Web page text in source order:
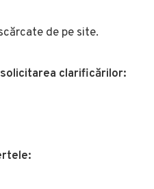
de pe site.
clarificărilor: